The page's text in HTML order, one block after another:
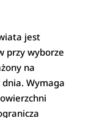
jest
przy wyborze
na
dnia. Wymaga